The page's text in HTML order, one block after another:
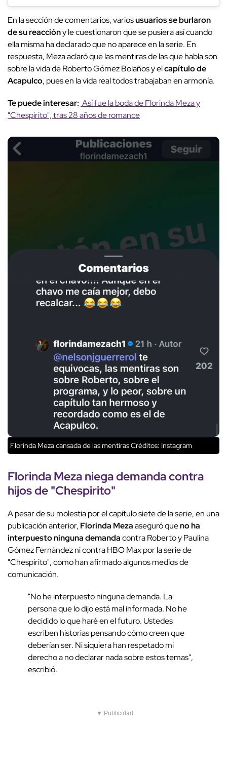
En la sección de comentarios, variosusuarios se burlaron
de su reaccióny le cuestionaron que se pusiera así cuando
ella misma ha declarado que no aparece en la serie. En
respuesta, Meza aclaró que las mentiras de las que habla son
sobre la vida de Roberto Gómez Bolaños y elcapítulo de
Acapulco, pues en la vida real todos trabajaban en armonía.
Te puede interesar: Así fue la boda de Florinda Meza y
"Chespirito", tras 28 años de romance
Florinda Meza cansada de las mentirasCréditos: Instagram
Florinda Mezaniega demanda contra
hijos de "Chespirito"
A pesar de su molestia por el capítulo siete de la serie, en una
publicación anterior, Florinda Mezaaseguró queno ha
interpuesto ninguna demandacontra Roberto y Paulina
Gómez Fernández ni contra HBO Max por la serie de
"Chespirito", como han afirmado algunos medios de
comunicación.
"No he interpuesto ninguna demanda. La
persona que lo dijo está mal informada. No he
decidido lo que haré en el futuro. Ustedes
escriben historias pensando cómo creen que
deberían ser. Ni siquiera han respetado mi
derecho a no declarar nada sobre estos temas",
escribió.
▼ Publicidad